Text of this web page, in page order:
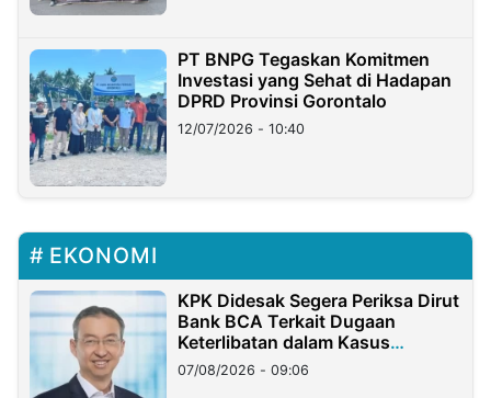
PT BNPG Tegaskan Komitmen
Investasi yang Sehat di Hadapan
DPRD Provinsi Gorontalo
12/07/2026 - 10:40
EKONOMI
KPK Didesak Segera Periksa Dirut
Bank BCA Terkait Dugaan
Keterlibatan dalam Kasus
Hilangnya Dana Nasabah Rp2,58
Miliar
07/08/2026 - 09:06